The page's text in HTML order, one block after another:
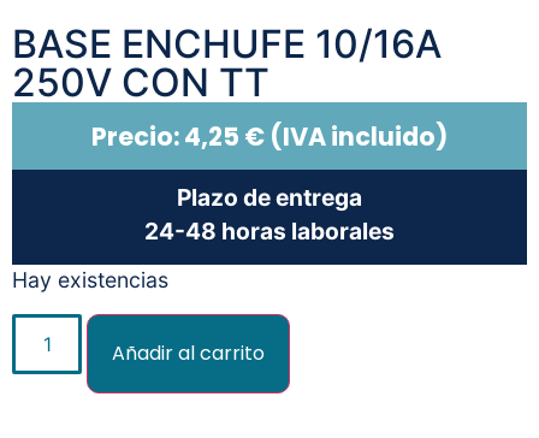
BASE ENCHUFE 10/16A
250V CON TT
Precio:4,25 € (IVA incluido)
Plazo de entrega
24-48 horas laborales
Hay existencias
Añadir al carrito